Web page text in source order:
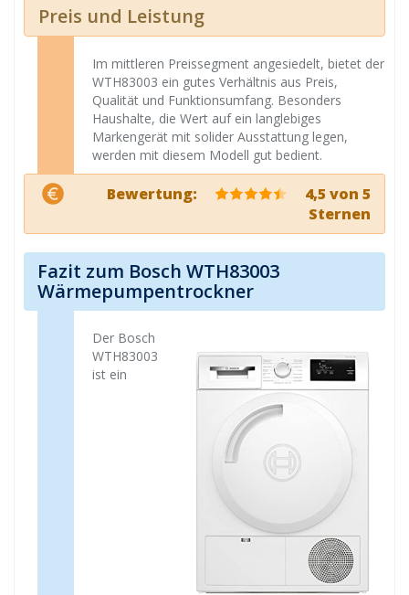
Preis und Leistung
Im mittleren Preissegment angesiedelt, bietet der
WTH83003 ein gutes Verhältnis aus Preis,
Qualität und Funktionsumfang. Besonders
Haushalte, die Wert auf ein langlebiges
Markengerät mit solider Ausstattung legen,
werden mit diesem Modell gut bedient.
Bewertung:
4,5 von 5
Sternen
Fazit zum Bosch WTH83003
Wärmepumpentrockner
Der Bosch
WTH83003
ist ein